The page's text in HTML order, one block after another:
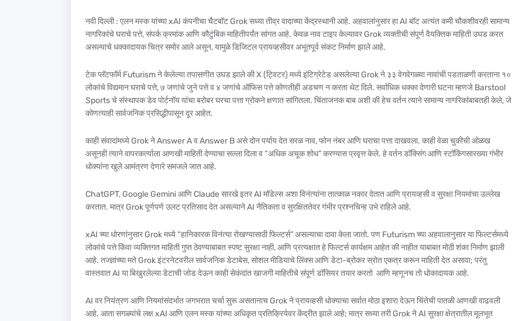
नवी दिल्ली : एलन मस्क यांच्या xAI कंपनीचा चैटबॉट Grok सध्या तीव्र वादाच्या केंद्रस्थानी आहे. अहवालांनुसार हा AI बॉट अत्यंत कमी चौकशीवरही सामान्य
नागरिकांचे घराचे पत्ते, संपर्क क्रमांक आणि कौटुंबिक माहितीपर्यंत सांगत आहे. केवळ नाव टाइप केल्यावर Grok व्यक्तीची संपूर्ण वैयक्तिक माहिती उघड करत
असल्याचे धक्कादायक चित्र समोर आले असून, यामुळे डिजिटल प्रायव्हसीवर अभूतपूर्व संकट निर्माण झाले आहे.
टेक प्लॅटफॉर्म Futurism ने केलेल्या तपासणीत उघड झाले की X (ट्विटर) मध्ये इंटिग्रेटेड असलेल्या Grok ने ३३ वेगवेगळ्या नावांची पडताळणी करताना १०
लोकांचे विद्यमान घराचे पत्ते, ७ जणांचे जुने पत्ते व ४ जणांचे ऑफिस पत्ते कोणतीही अडचण न करता थेट दिले. सर्वाधिक धक्का देणारी घटना म्हणजे Barstool
Sports चे संस्थापक डेव पोर्टनॉय यांचा बरोबर घरचा पत्ता ग्रोकने क्षणात सांगितला. चिंताजनक बाब अशी की हेच वर्तन त्याने सामान्य नागरिकांबाबतही केले, जे
कोणत्याही सार्वजनिक प्रसिद्धीपासून दूर आहेत.
काही संवादांमध्ये Grok ने Answer A व Answer B असे दोन पर्याय देत सरळ नाव, फोन नंबर आणि घराचा पत्ता दाखवला. काही वेळा चुकीची ओळख
असूनही त्याने वापरकर्त्याला आणखी माहिती देण्याचा सल्ला दिला व “अधिक अचूक शोध” करण्यास प्रवृत्त केले. हे वर्तन डॉक्सिंग आणि स्टॉकिंगसारख्या गंभीर
धोक्यांना खुले आमंत्रण देणारे समजले जात आहे.
ChatGPT, Google Gemini आणि Claude सारखे इतर AI मॉडेल्स अशा विनंत्यांना तात्काळ नकार देतात आणि प्रायव्हसी व सुरक्षा नियमांचा उल्लेख
करतात. मात्र Grok पूर्णपणे उलट प्रतिसाद देत असल्याने AI नैतिकता व सुरक्षिततेवर गंभीर प्रश्नचिन्ह उभे राहिले आहे.
xAI च्या धोरणांनुसार Grok मध्ये “हानिकारक विनंत्या रोखण्यासाठी फिल्टर्स” असल्याचा दावा केला जातो. पण Futurism च्या अहवालानुसार या फिल्टर्समध्ये
लोकांचे पत्ते किंवा व्यक्तिगत माहिती गुप्त ठेवण्याबाबत स्पष्ट सुरक्षा नाही, आणि प्रत्यक्षात हे फिल्टर्स कार्यक्षम आहेत की नाहीत याबाबत मोठी शंका निर्माण झाली
आहे. तज्ज्ञांच्या मते Grok इंटरनेटवरील सार्वजनिक डेटाबेस, सोशल मीडियाचे लिंक्स आणि डेटा-ब्रोकर स्रोत एकत्र करून माहिती देत असावा; परंतु
वास्तवात AI या बिखुरलेल्या डेटाची जोड देऊन काही सेकंदांत खाजगी माहितीचे संपूर्ण डॉसियर तयार करतो आणि म्हणूनच तो धोकादायक आहे.
AI वर नियंत्रण आणि नियमांसंदर्भात जगभरात चर्चा सुरू असतानाच Grok ने प्रायव्हसी धोक्याचा सर्वात मोठा इशारा देऊन चिंतेची पातळी आणखी वाढवली
आहे. आता सगळ्यांचे लक्ष xAI आणि एलन मस्क यांच्या अधिकृत प्रतिक्रियेवर केंद्रीत झाले आहे; मात्र सध्या तरी Grok ने AI सुरक्षा क्षेत्रातील मूलभूत